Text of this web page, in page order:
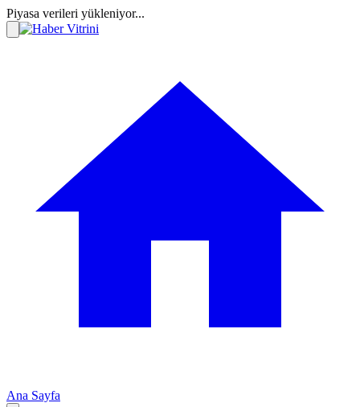
Piyasa verileri yükleniyor...
Ana Sayfa